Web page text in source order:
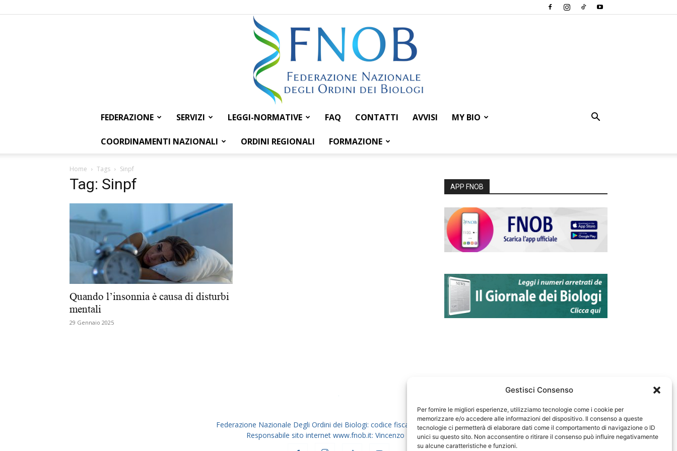
Gestisci Consenso
Per fornire le migliori esperienze, utilizziamo tecnologie come i cookie per
memorizzare e/o accedere alle informazioni del dispositivo. Il consenso a queste
tecnologie ci permetterà di elaborare dati come il comportamento di navigazione o ID
unici su questo sito. Non acconsentire o ritirare il consenso può influire negativamente
su alcune caratteristiche e funzioni.
Federazione
dei
FEDERAZIONE SERVIZI LEGGI-NORMATIVE FAQ CONTATTI AVVISI MY BIO
COORDINAMENTI NAZIONALI ORDINI REGIONALI FORMAZIONE
Home Tags Sinpf
Tag: Sinpf
Quando l’insonnia è causa di disturbi
mentali
29 Gennaio 2025
APP FNOB
Federazione Nazionale Degli Ordini dei Biologi: codice fiscale 80069130583
Responsabile sito internet www.fnob.it: Vincenzo D'Anna